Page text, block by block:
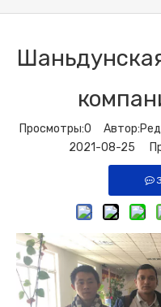
Просмотры:0
2021-08-25